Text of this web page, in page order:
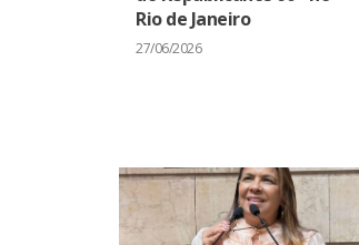
Rio de Janeiro
27/06/2026